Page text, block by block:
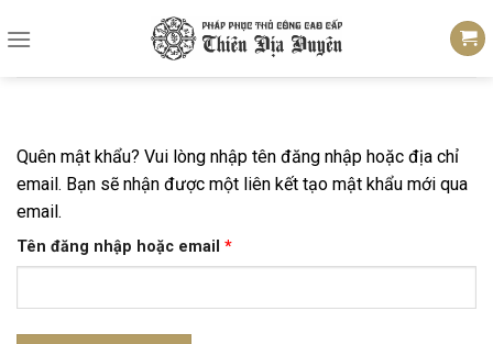
to
Quên mật khẩu? Vui lòng nhập tên đăng nhập hoặc địa chỉ
email. Bạn sẽ nhận được một liên kết tạo mật khẩu mới qua
email.
Tên đăng nhập hoặc email *